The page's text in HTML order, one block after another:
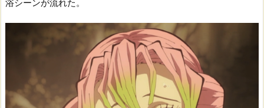
浴シーンが流れた。